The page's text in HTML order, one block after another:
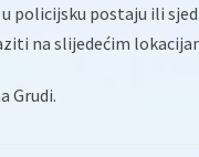
policijsku postaju ili
na slijedećim
Grudi.